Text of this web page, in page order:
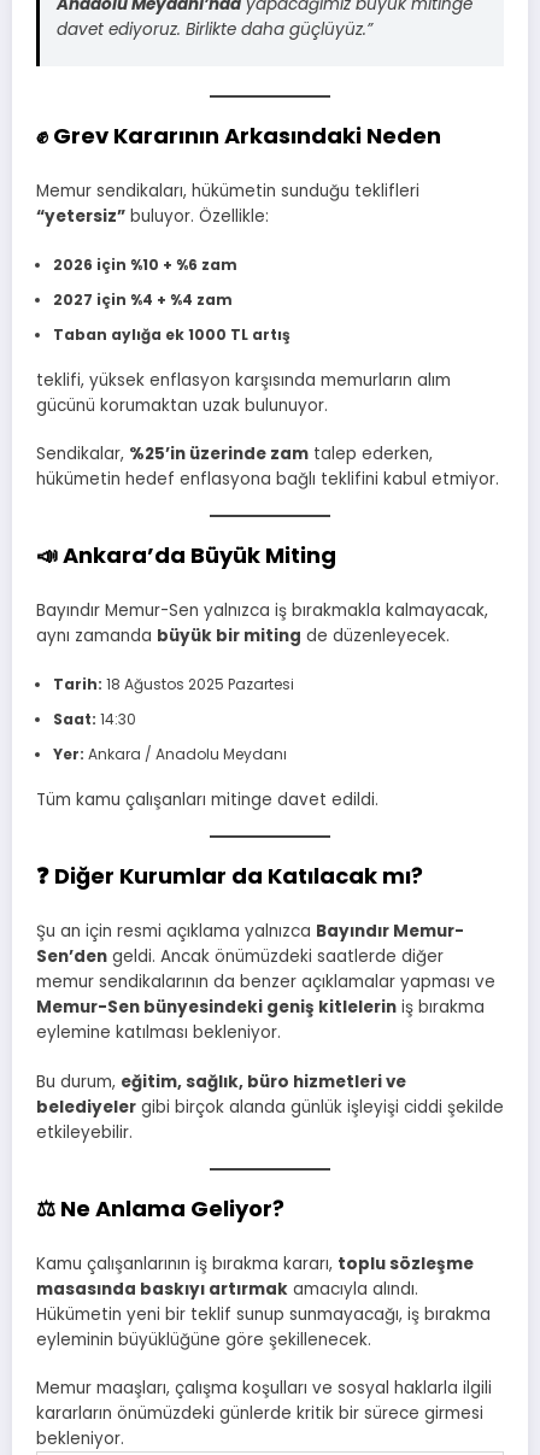
davet ediyoruz. Birlikte daha güçlüyüz.”
✊ Grev Kararının Arkasındaki Neden
Memur sendikaları, hükümetin sunduğu teklifleri
“yetersiz” buluyor. Özellikle:
2026 için %10 + %6 zam
2027 için %4 + %4 zam
Taban aylığa ek 1000 TL artış
teklifi, yüksek enflasyon karşısında memurların alım
gücünü korumaktan uzak bulunuyor.
Sendikalar, %25’in üzerinde zam talep ederken,
hükümetin hedef enflasyona bağlı teklifini kabul etmiyor.
📣 Ankara’da Büyük Miting
Bayındır Memur-Sen yalnızca iş bırakmakla kalmayacak,
aynı zamanda büyük bir miting de düzenleyecek.
Tarih: 18 Ağustos 2025 Pazartesi
Saat: 14:30
Yer: Ankara / Anadolu Meydanı
Tüm kamu çalışanları mitinge davet edildi.
❓ Diğer Kurumlar da Katılacak mı?
Şu an için resmi açıklama yalnızca Bayındır Memur-
Sen’den geldi. Ancak önümüzdeki saatlerde diğer
memur sendikalarının da benzer açıklamalar yapması ve
Memur-Sen bünyesindeki geniş kitlelerin iş bırakma
eylemine katılması bekleniyor.
Bu durum, eğitim, sağlık, büro hizmetleri ve
belediyeler gibi birçok alanda günlük işleyişi ciddi şekilde
etkileyebilir.
⚖️ Ne Anlama Geliyor?
Kamu çalışanlarının iş bırakma kararı, toplu sözleşme
masasında baskıyı artırmak amacıyla alındı.
Hükümetin yeni bir teklif sunup sunmayacağı, iş bırakma
eyleminin büyüklüğüne göre şekillenecek.
Memur maaşları, çalışma koşulları ve sosyal haklarla ilgili
kararların önümüzdeki günlerde kritik bir sürece girmesi
bekleniyor.